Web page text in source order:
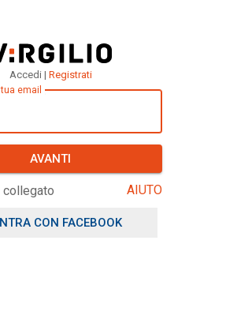
Accedi | Registrati
email
AVANTI
collegato AIUTO
CON FACEBOOK